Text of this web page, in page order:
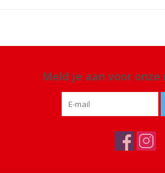
Meld je aan voor onze